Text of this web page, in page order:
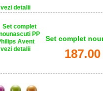
vezi detalii
vezi detalii
Set complet